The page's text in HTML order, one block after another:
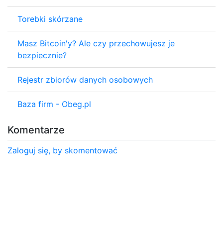
Torebki skórzane
Masz Bitcoin'y? Ale czy przechowujesz je
bezpiecznie?
Rejestr zbiorów danych osobowych
Baza firm - Obeg.pl
Komentarze
Zaloguj się, by skomentować